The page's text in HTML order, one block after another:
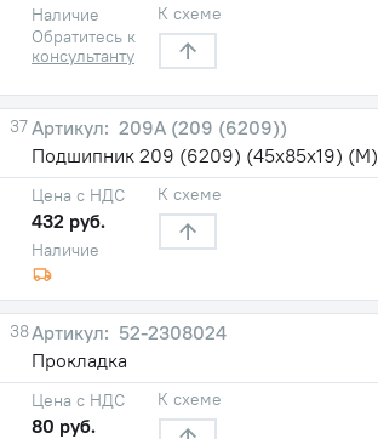
Наличие
Обратитесь к
консультанту
К схеме
37
209А (209 (6209))
Подшипник 209 (6209) (45х85х19) (М)
Наличие
Цена с НДС
432 руб.
К схеме
38
52-2308024
Прокладка
Цена с НДС
80 руб.
К схеме